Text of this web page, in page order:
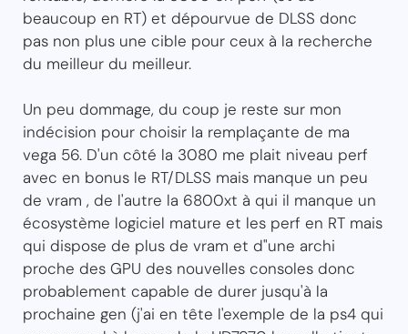
beaucoup en RT) et dépourvue de DLSS donc
pas non plus une cible pour ceux à la recherche
du meilleur du meilleur.
Un peu dommage, du coup je reste sur mon
indécision pour choisir la remplaçante de ma
vega 56. D'un côté la 3080 me plait niveau perf
avec en bonus le RT/DLSS mais manque un peu
de vram , de l'autre la 6800xt à qui il manque un
écosystème logiciel mature et les perf en RT mais
qui dispose de plus de vram et d"une archi
proche des GPU des nouvelles consoles donc
probablement capable de durer jusqu'à la
prochaine gen (j'ai en tête l'exemple de la ps4 qui